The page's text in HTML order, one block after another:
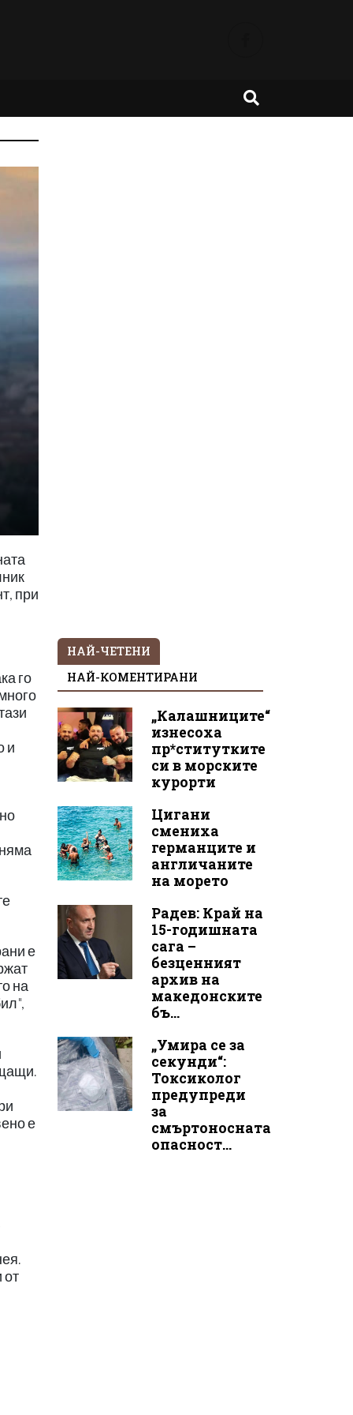
при
го
и
е
на
е
от
НАЙ-ЧЕТЕНИ
НАЙ-КОМЕНТИРАНИ
„Калашниците“
изнесоха
пр*ститутките
си в морските
курорти
Цигани
смениха
германците и
англичаните
на морето
Радев: Край на
15-годишната
сага –
безценният
архив на
македонските
бъ...
„Умира се за
секунди“:
Токсиколог
предупреди
за
смъртоносната
опасност...